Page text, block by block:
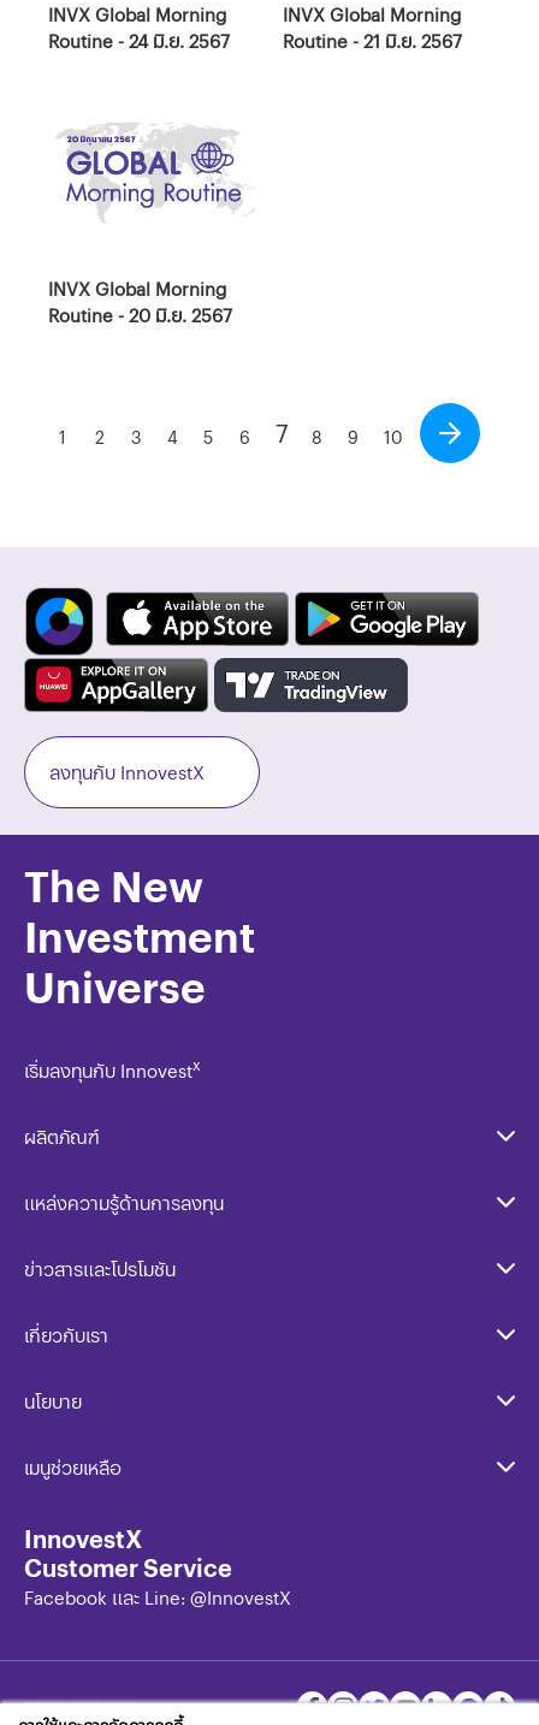
INVX Global Morning
Routine - 24 มิ.ย. 2567
INVX Global Morning
Routine - 21 มิ.ย. 2567
INVX Global Morning
Routine - 20 มิ.ย. 2567
1 2 3 4 5 6 7 8 9 10
ลงทุนกับ InnovestX
The New
Investment
Universe
เริ่มลงทุนกับ Innovestx
ผลิตภัณฑ์
แหล่งความรู้ด้านการลงทุน
ข่าวสารและโปรโมชัน
เกี่ยวกับเรา
นโยบาย​
เมนูช่วยเหลือ
InnovestX
Customer Service
Facebook และ Line: @InnovestX
FOLLOW US ON